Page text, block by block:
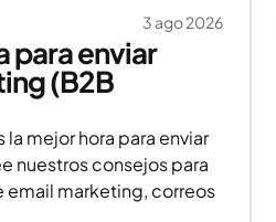
3 ago 2026
para enviar
(B2B
la mejor hora para enviar
nuestros consejos para
email marketing, correos